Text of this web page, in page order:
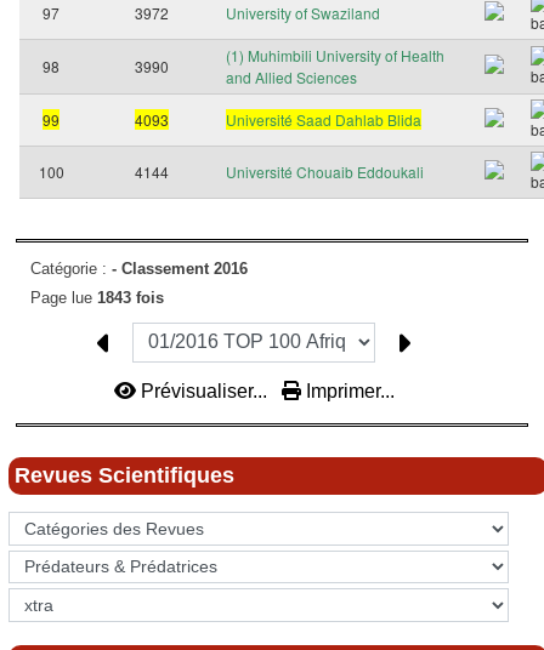
Revues Scientifiques
97 3972 University of Swaziland
98 3990
(1) Muhimbili University of Health
and Allied Sciences
99 4093 Université Saad Dahlab Blida
100 4144 Université Chouaib Eddoukali
Catégorie : - Classement 2016
Page lue 1843 fois
Prévisualiser... Imprimer...